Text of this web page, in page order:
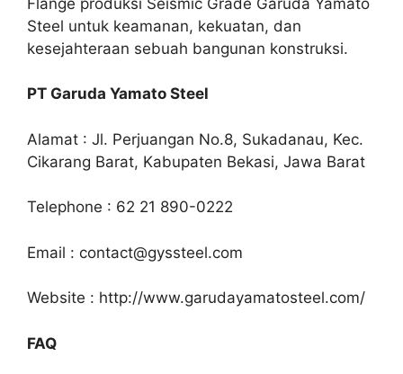
Steel untuk keamanan, kekuatan, dan
kesejahteraan sebuah bangunan konstruksi.
PT Garuda Yamato Steel
Alamat : Jl. Perjuangan No.8, Sukadanau, Kec.
Cikarang Barat, Kabupaten Bekasi, Jawa Barat
Telephone : 62 21 890-0222
Email : contact@gyssteel.com
Website : http://www.garudayamatosteel.com/
FAQ